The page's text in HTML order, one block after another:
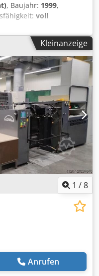
, Baujahr: 1999,
voll
Aoyfg N Uek Ejck
4 Max. Papierformat:
Druckfläche: 71,5 cm
Bogen pro Stunde
Maschinenlänge:
4 Zählerstand: 163
15.000 Bogen/h
Bürste
Tehnotrans
Saugbord am Anleger
Kühlung Fernsteuerung
Automatische
Bogenentspanner
der Auslage In
Kleinanzeige
1 /8
Anrufen